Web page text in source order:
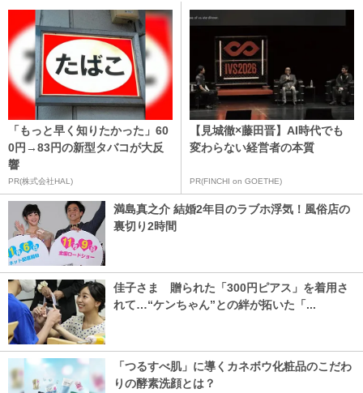
「もっと早く知りたかった」60
0円→83円の新型タバコが大反
響
PR(株式会社HAL)
【見城徹×藤田晋】AI時代でも
変わらない経営者の本質
PR(FINCHI on GOETHE)
満島真之介 結婚2年目のラブホ浮気！風俗店の
裏切り2時間
佳子さま 贈られた「300円ピアス」を着用さ
れて…“ケンちゃん”との絆が拓いた「...
「つるすべ肌」に導くカネボウ化粧品のこだわ
りの酵素洗顔とは？